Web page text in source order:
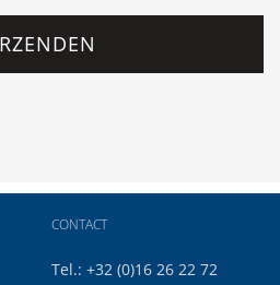
CONTACT
Tel.: +32 (0)16 26 22 72